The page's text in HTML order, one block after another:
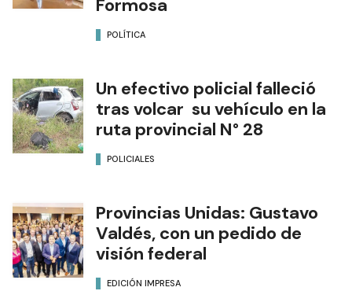
Formosa
POLÍTICA
Un efectivo policial falleció
tras volcar su vehículo en la
ruta provincial N° 28
POLICIALES
Provincias Unidas: Gustavo
Valdés, con un pedido de
visión federal
EDICIÓN IMPRESA